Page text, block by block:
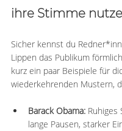
ihre Stimme
Sicher kennst du
Lippen das Publikum
kurz ein paar Beispiele für
wiederkehrenden Mustern,
Barack Obama: Ruhiges
lange Pausen, starker